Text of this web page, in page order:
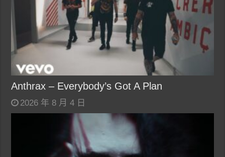
Anthrax – Everybody’s Got A Plan
2026 年 8 月 4 日